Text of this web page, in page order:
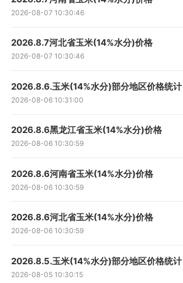
2026-08-07 10:30:46
2026.8.7河北省玉米(14%水分)价格
2026-08-07 10:30:46
2026.8.6.玉米(14%水分)部分地区价格统计
2026-08-06 10:31:00
2026.8.6黑龙江省玉米(14%水分)价格
2026-08-06 10:30:59
2026.8.6河南省玉米(14%水分)价格
2026-08-06 10:30:59
2026.8.6河北省玉米(14%水分)价格
2026-08-06 10:30:59
2026.8.5.玉米(14%水分)部分地区价格统计
2026-08-05 10:30:15